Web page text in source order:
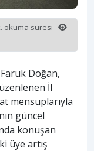
okuma süresi
Doğan,
İl
mensuplarıyla
güncel
konuşan
üye artış